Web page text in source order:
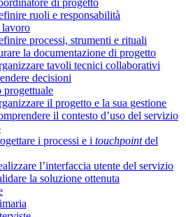
ruoli e responsabilità
processi, strumenti e rituali
la documentazione di progetto
tavoli tecnici collaborativi
decisioni
progettuale
il progetto e la sua gestione
il contesto d’uso del servizio
i processi e i touchpointdel
l’interfaccia utente del servizio
la soluzione ottenuta